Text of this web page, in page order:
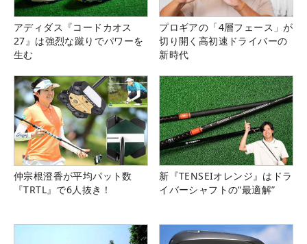
アディダス『コードカオス
27』は強烈な蹴りでパワーを
生む
プロギアの「4層フェース」が
切り開く高初速ドライバーの
新時代
仲宗根澄香が平均パット数
『TRTL』で6人抜き！
新『TENSEIオレンジ』はドラ
イバーシャフトの“最適解”